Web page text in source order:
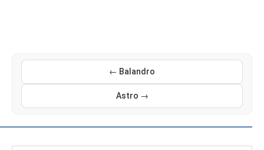
← Balandro
Astro →